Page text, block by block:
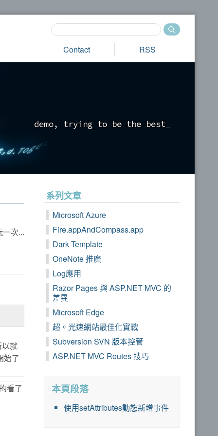
Contact RSS
demo, tryi ng to be the best
次...
就
始了
看了
系列文章
Microsoft Azure
Fire.appAndCompass.app
Dark Template
OneNote 推廣
Log應用
Razor Pages 與 ASP.NET MVC 的
差異
Microsoft Edge
超。光速網站最佳化實戰
Subversion SVN 版本控管
ASP.NET MVC Routes 技巧
本頁段落
使用setAttributes動態新增事件